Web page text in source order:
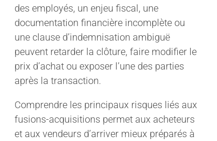
des employés, un enjeu fiscal, une
documentation financière incomplète ou
une clause d’indemnisation ambiguë
peuvent retarder la clôture, faire modifier le
prix d’achat ou exposer l’une des parties
après la transaction.
Comprendre les principaux risques liés aux
fusions-acquisitions permet aux acheteurs
et aux vendeurs d’arriver mieux préparés à